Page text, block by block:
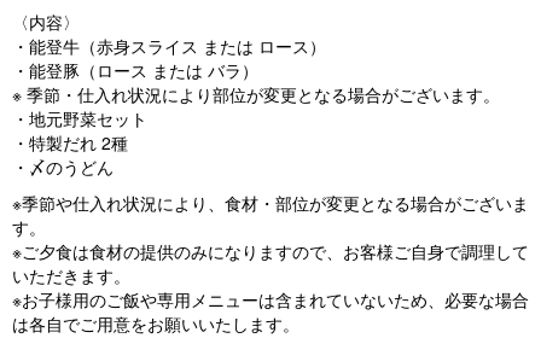
〈内容〉
・能登牛（赤身スライス または ロース）
・能登豚（ロース または バラ）
※ 季節・仕入れ状況により部位が変更となる場合がございます。
・地元野菜セット
・特製だれ 2種
・〆のうどん
※季節や仕入れ状況により、食材・部位が変更となる場合がございま
す。
※ご夕食は食材の提供のみになりますので、お客様ご自身で調理して
いただきます。
※お子様用のご飯や専用メニューは含まれていないため、必要な場合
は各自でご用意をお願いいたします。